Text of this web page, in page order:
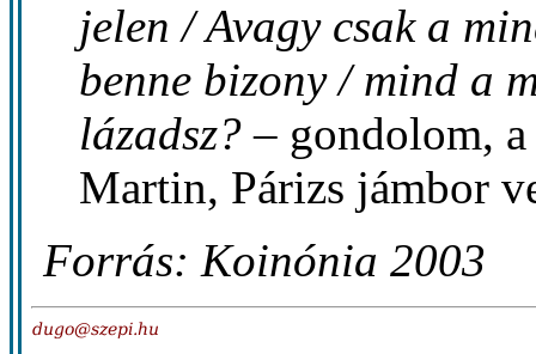
jelen / Avagy csak a
benne bizony / mind a
lázadsz? – gondolom,
Martin, Párizs jámbor
Forrás: Koinónia 2003